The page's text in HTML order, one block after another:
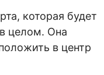
которая будет
целом. Она
в центр